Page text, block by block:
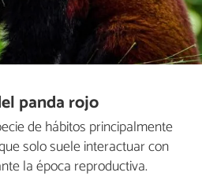
panda rojo
de hábitos principalmente
solo suele interactuar con
la época reproductiva.